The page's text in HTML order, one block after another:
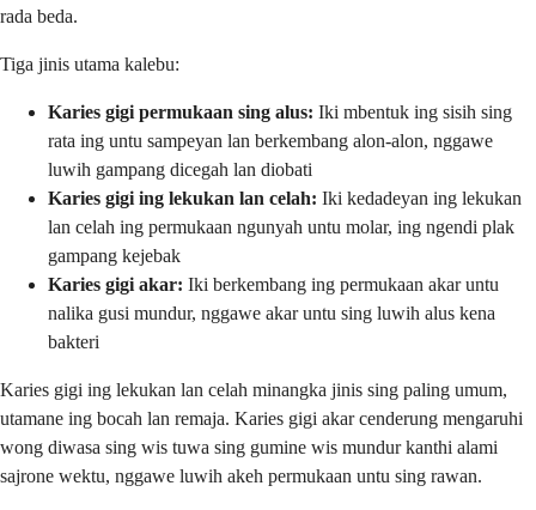
rada beda.
Tiga jinis utama kalebu:
Karies gigi permukaan sing alus: Iki mbentuk ing sisih sing
rata ing untu sampeyan lan berkembang alon-alon, nggawe
luwih gampang dicegah lan diobati
Karies gigi ing lekukan lan celah: Iki kedadeyan ing lekukan
lan celah ing permukaan ngunyah untu molar, ing ngendi plak
gampang kejebak
Karies gigi akar: Iki berkembang ing permukaan akar untu
nalika gusi mundur, nggawe akar untu sing luwih alus kena
bakteri
Karies gigi ing lekukan lan celah minangka jinis sing paling umum,
utamane ing bocah lan remaja. Karies gigi akar cenderung mengaruhi
wong diwasa sing wis tuwa sing gumine wis mundur kanthi alami
sajrone wektu, nggawe luwih akeh permukaan untu sing rawan.